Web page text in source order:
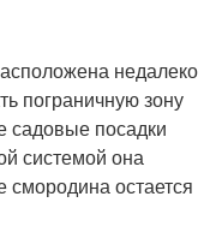
недалеко
пограничную зону
садовые посадки
системой она
смородина остается